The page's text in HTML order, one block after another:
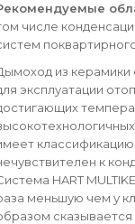
числе
из керамики
эксплуатации
классификацию
к
HART
меньшую чем у